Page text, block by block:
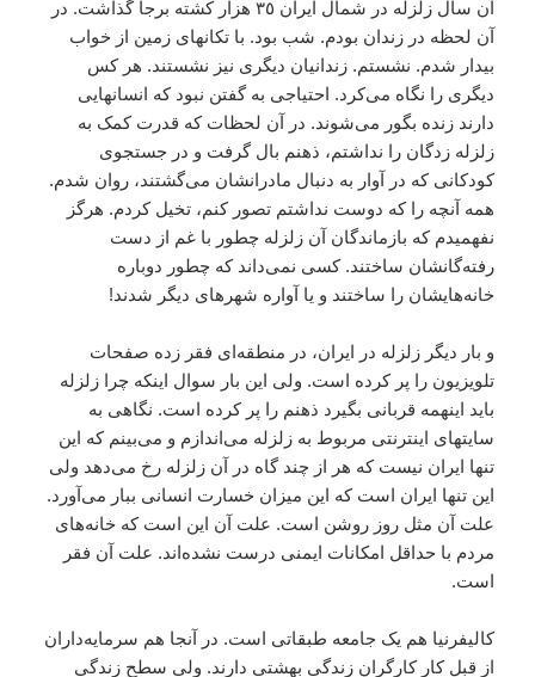
آن سال زلزله در شمال ايران ٣٥ هزار کشته برجا گذاشت. در
آن لحظه در زندان بودم. شب بود. با تکانهاى زمين از خواب
بيدار شدم. نشستم. زندانيان ديگرى نيز نشستند. هر کس
ديگرى را نگاه مى‌کرد. احتياجى به گفتن نبود که انسانهايى
دارند زنده بگور مى‌شوند. در آن لحظات که قدرت کمک به
زلزله زدگان را نداشتم، ذهنم بال گرفت و در جستجوى
کودکانى که در آوار به دنبال مادرانشان مى‌گشتند، روان شدم.
همه آنچه را که دوست نداشتم تصور کنم، تخيل کردم. هرگز
نفهميدم که بازماندگان آن زلزله چطور با غم از دست
رفته‌گانشان ساختند. کسى نمى‌داند که چطور دوباره
خانه‌هايشان را ساختند و يا آواره شهرهاى ديگر شدند!
و بار ديگر زلزله در ايران، در منطقه‌اى فقر زده صفحات
تلويزيون را پر کرده است. ولى اين بار سوال اينکه چرا زلزله
بايد اينهمه قربانى بگيرد ذهنم را پر کرده است. نگاهى به
سايتهاى اينترنتى مربوط به زلزله‌ مى‌اندازم و مى‌بينم که اين
تنها ايران نيست که هر از چند گاه در آن زلزله رخ مى‌دهد ولى
اين تنها ايران است که اين ميزان خسارت انسانى ببار مى‌آورد.
علت آن مثل روز روشن است. علت آن اين است که خانه‌هاى
مردم با حداقل امکانات ايمنى درست نشده‌اند. علت آن فقر
است.
کاليفرنيا هم يک جامعه طبقاتى است. در آنجا هم سرمايه‌داران
از قبل کار کارگران زندگى بهشتى دارند. ولى سطح زندگى